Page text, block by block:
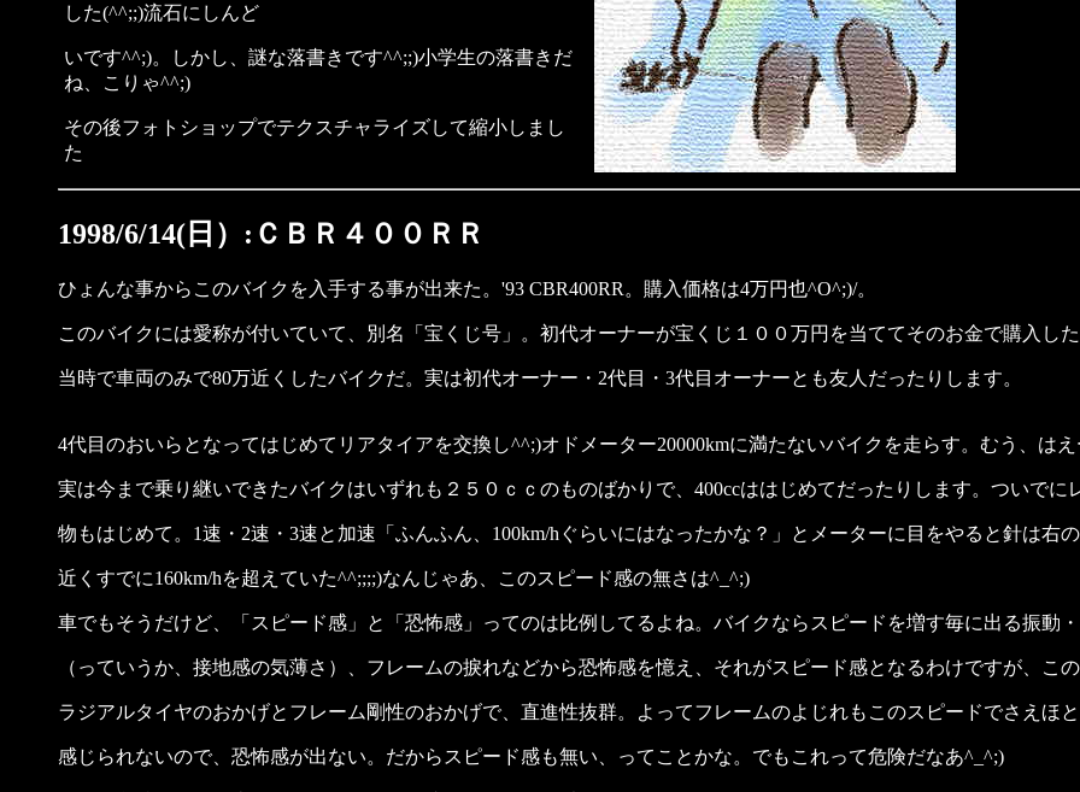
した(^^;;)流石にしんど
いです^^;)。しかし、謎な落書きです^^;;)小学生の落書きだ
ね、こりゃ^^;)
その後フォトショップでテクスチャライズして縮小しまし
た
1998/6/14(日）:ＣＢＲ４００ＲＲ
ひょんな事からこのバイクを入手する事が出来た。'93 CBR400RR。購入価格は4万円也^O^;)/。
このバイクには愛称が付いていて、別名「宝くじ号」。初代オーナーが宝くじ１００万円を当ててそのお金で購入し
当時で車両のみで80万近くしたバイクだ。実は初代オーナー・2代目・3代目オーナーとも友人だったりします。
4代目のおいらとなってはじめてリアタイアを交換し^^;)オドメーター20000kmに満たないバイクを走らす。むう、は
実は今まで乗り継いできたバイクはいずれも２５０ｃｃのものばかりで、400ccははじめてだったりします。ついでに
物もはじめて。1速・2速・3速と加速「ふんふん、100km/hぐらいにはなったかな？」とメーターに目をやると針は右
近くすでに160km/hを超えていた^^;;;;)なんじゃあ、このスピード感の無さは^_^;)
車でもそうだけど、「スピード感」と「恐怖感」ってのは比例してるよね。バイクならスピードを増す毎に出る振動
（っていうか、接地感の気薄さ）、フレームの捩れなどから恐怖感を憶え、それがスピード感となるわけですが、こ
ラジアルタイヤのおかげとフレーム剛性のおかげで、直進性抜群。よってフレームのよじれもこのスピードでさえほ
感じられないので、恐怖感が出ない。だからスピード感も無い、ってことかな。でもこれって危険だなあ^_^;)